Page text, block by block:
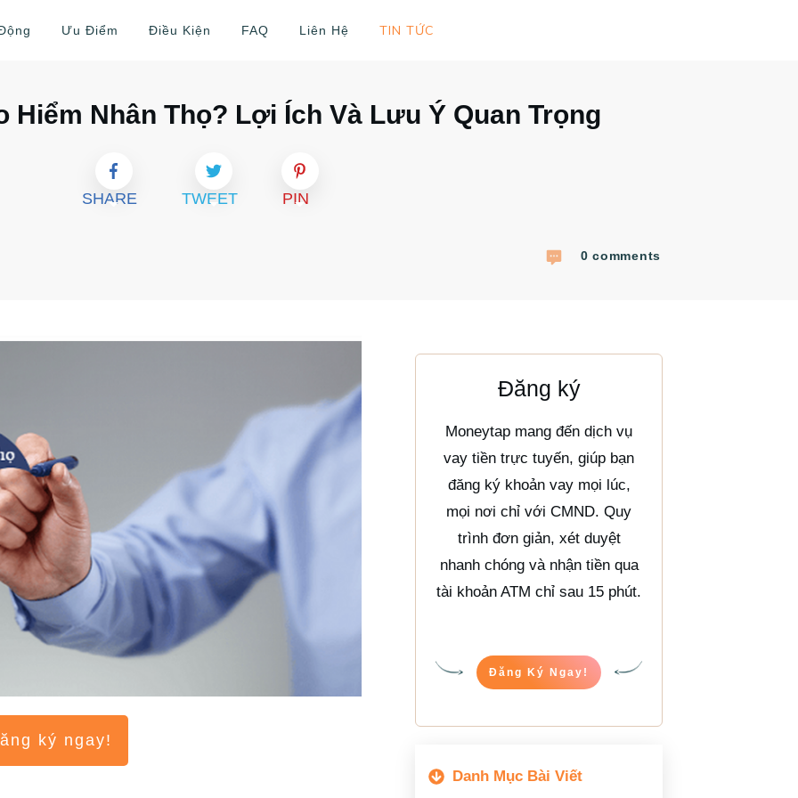
Ưu Điểm Điều Kiện FAQ Liên Hệ TIN TỨC
Hiểm Nhân Thọ? Lợi Ích Và Lưu Ý Quan Trọng
SHARE TWEET PIN
0 comments
ký ngay!
Đăng ký
Moneytap mang đến dịch vụ
vay tiền trực tuyến, giúp bạn
đăng ký khoản vay mọi lúc,
mọi nơi chỉ với CMND. Quy
trình đơn giản, xét duyệt
nhanh chóng và nhận tiền qua
tài khoản ATM chỉ sau 15 phút.
Đăng Ký Ngay!
Danh Mục Bài Viết